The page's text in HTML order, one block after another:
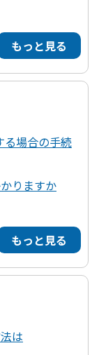
もっと見る
場合の手続
りますか
もっと見る
は